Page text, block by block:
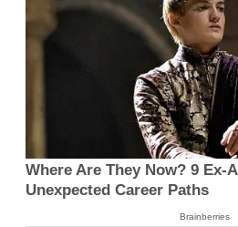
Where Are They Now? 9 Ex-
Unexpected Career Paths
Brainberries